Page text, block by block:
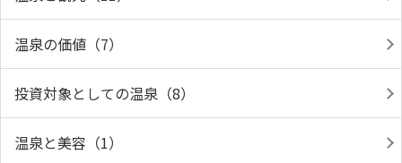
温泉の価値（7）
投資対象としての温泉（8）
温泉と美容（1）